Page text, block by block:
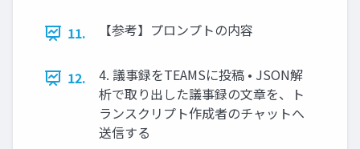
11. 【参考】プロンプトの内容
12.
4. 議事録をTEAMSに投稿 • JSON解
析で取り出した議事録の文章を、ト
ランスクリプト作成者のチャットへ
送信する